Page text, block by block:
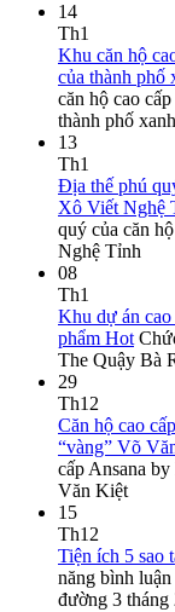
14
Th1
Khu căn hộ
của thành phố
căn hộ cao
thành phố
13
Th1
Địa thế phú
Xô Viết Nghệ
quý của căn
Nghệ Tỉnh
08
Th1
Khu dự án
phẩm Hot
The Quậy Bà
29
Th12
Căn hộ cao
“vàng” Võ
cấp Ansana
Văn Kiệt
15
Th12
Tiện ích 5 sao
năng bình
đường 3 tháng